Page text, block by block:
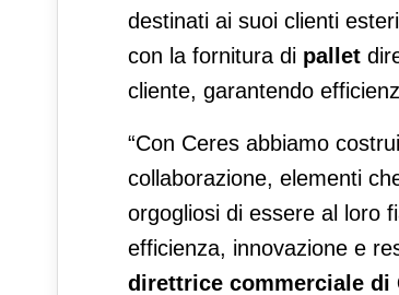
destinati ai suoi clienti
con la fornitura di pallet
cliente, garantendo
“Con Ceres abbiamo
collaborazione, elementi
orgogliosi di essere al loro
efficienza, innovazione e
direttrice commerciale di